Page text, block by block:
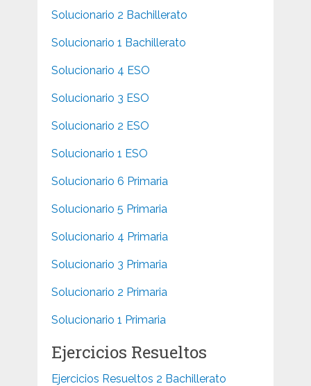
Solucionario 2 Bachillerato
Solucionario 1 Bachillerato
Solucionario 4 ESO
Solucionario 3 ESO
Solucionario 2 ESO
Solucionario 1 ESO
Solucionario 6 Primaria
Solucionario 5 Primaria
Solucionario 4 Primaria
Solucionario 3 Primaria
Solucionario 2 Primaria
Solucionario 1 Primaria
Ejercicios Resueltos
Ejercicios Resueltos 2 Bachillerato